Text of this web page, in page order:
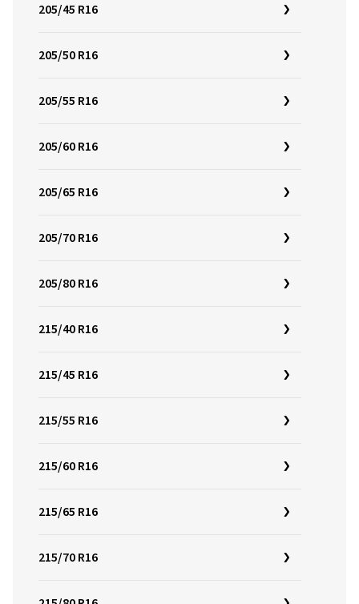
205/45 R16
205/50 R16
205/55 R16
205/60 R16
205/65 R16
205/70 R16
205/80 R16
215/40 R16
215/45 R16
215/55 R16
215/60 R16
215/65 R16
215/70 R16